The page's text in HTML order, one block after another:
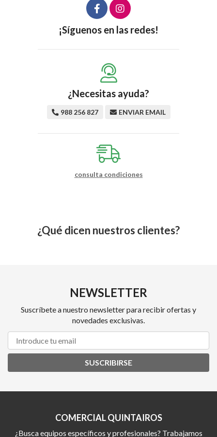
¡Síguenos en las redes!
¿Necesitas ayuda?
988 256 827 ENVIAR EMAIL
consulta condiciones
¿Qué dicen nuestros clientes?
NEWSLETTER
Suscríbete a nuestro newsletter para recibir ofertas y
novedades exclusivas.
SUSCRIBIRSE
COMERCIAL QUINTAIROS
¿Busca equipos específicos y profesionales? Trabajamos